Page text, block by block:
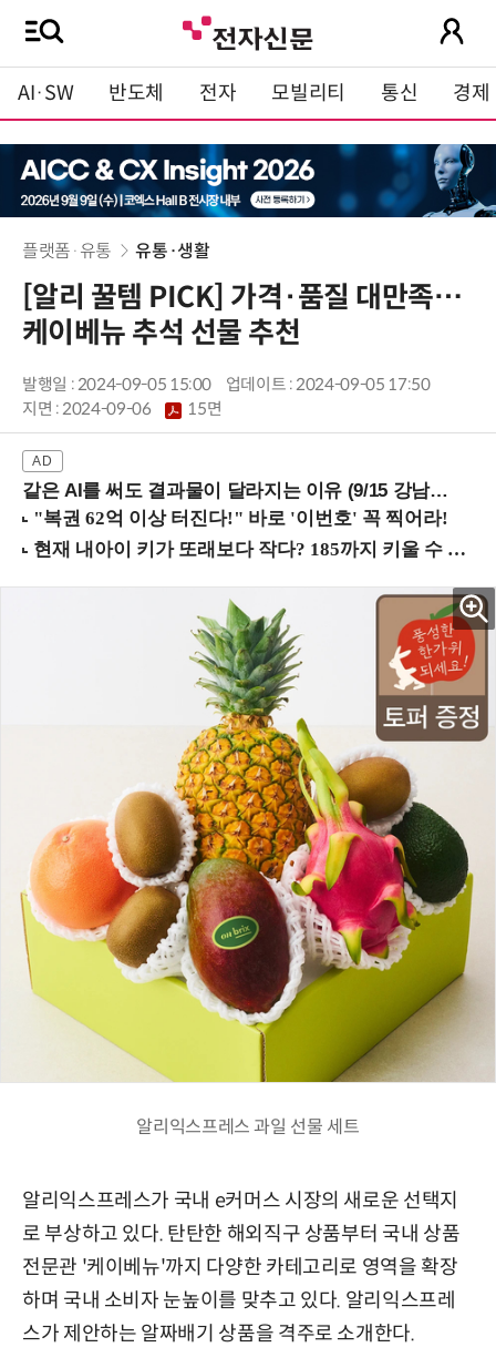
AI·SW 반도체 전자 모빌리티 통신 경제
플랫폼·유통 유통·생활
[알리 꿀템 PICK] 가격·품질 대만족…
케이베뉴 추석 선물 추천
발행일 : 2024-09-05 15:00
업데이트 : 2024-09-05 17:50
지면 :2024-09-06 15면
같은 AI를 써도 결과물이 달라지는 이유 (9/15 강남역)
알리익스프레스 과일 선물 세트
알리익스프레스가 국내 e커머스 시장의 새로운 선택지
로 부상하고 있다. 탄탄한 해외직구 상품부터 국내 상품
전문관 '케이베뉴'까지 다양한 카테고리로 영역을 확장
하며 국내 소비자 눈높이를 맞추고 있다. 알리익스프레
스가 제안하는 알짜배기 상품을 격주로 소개한다.